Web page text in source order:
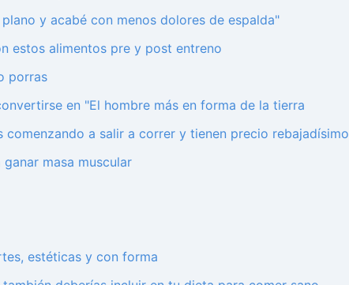
y acabé con menos dolores de espalda"
estos alimentos pre y post entreno
porras
en "El hombre más en forma de la tierra
a salir a correr y tienen precio rebajadísimo
masa muscular
estéticas y con forma